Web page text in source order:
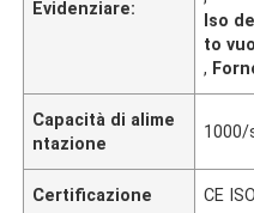
Evidenziare:
Iso
to
,
Capacità di alime
ntazione
Certificazione CE ISO